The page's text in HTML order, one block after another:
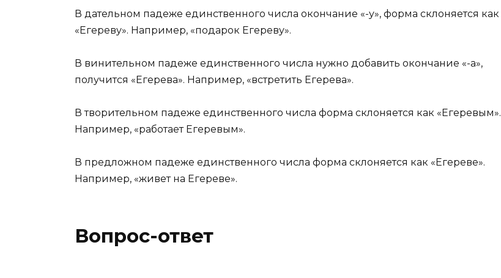
В дательном падеже единственного числа окончание «-у», форма склоняется как
«Егереву». Например, «подарок Егереву».
В винительном падеже единственного числа нужно добавить окончание «-а»,
получится «Егерева». Например, «встретить Егерева».
В творительном падеже единственного числа форма склоняется как «Егеревым».
Например, «работает Егеревым».
В предложном падеже единственного числа форма склоняется как «Егереве».
Например, «живет на Егереве».
Вопрос-ответ